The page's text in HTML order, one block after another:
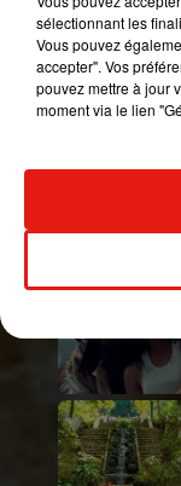
Publié : 29
Mundo
sélectionnant les
Vous pouvez
accepter". Vos
pouvez mettre à jour
moment via le lien